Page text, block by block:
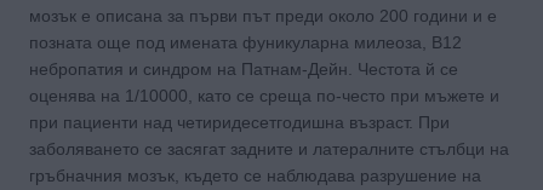
мозък е описана за първи път преди около 200 години и е
позната още под имената фуникуларна милеоза, В12
небро­патия и синдром на Патнам-Дейн. Честота й се
оценява на 1/10000, като се среща по-често при мъжете и
при паци­енти над четиридесетгодишна възраст. При
заболяването се засягат задните и латералните стълбци на
гръбнач­ния мозък, където се наблюдава разрушение на